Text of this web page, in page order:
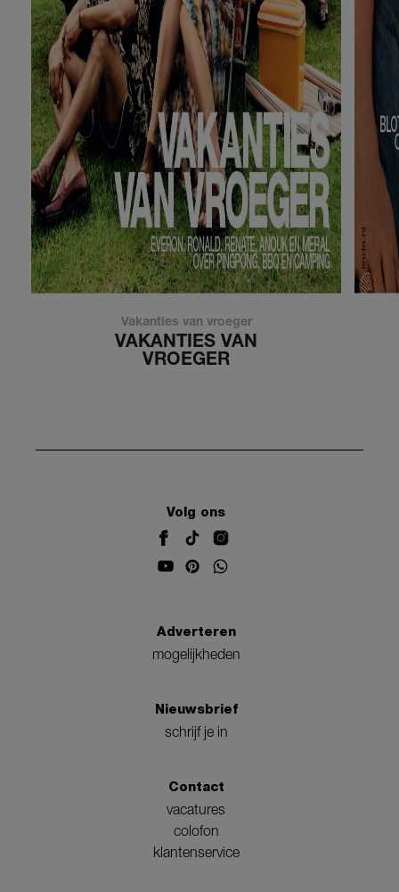
Vakanties van vroeger
VAKANTIES VAN
VROEGER
Volg ons
Adverteren
mogelijkheden
Nieuwsbrief
schrijf je in
Contact
vacatures
colofon
klantenservice